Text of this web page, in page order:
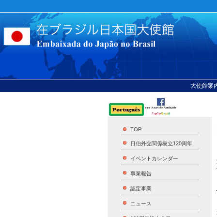
大使館案
TOP
日伯外交関係樹立120周年
イベントカレンダー
事業報告
認定事業
ニュース